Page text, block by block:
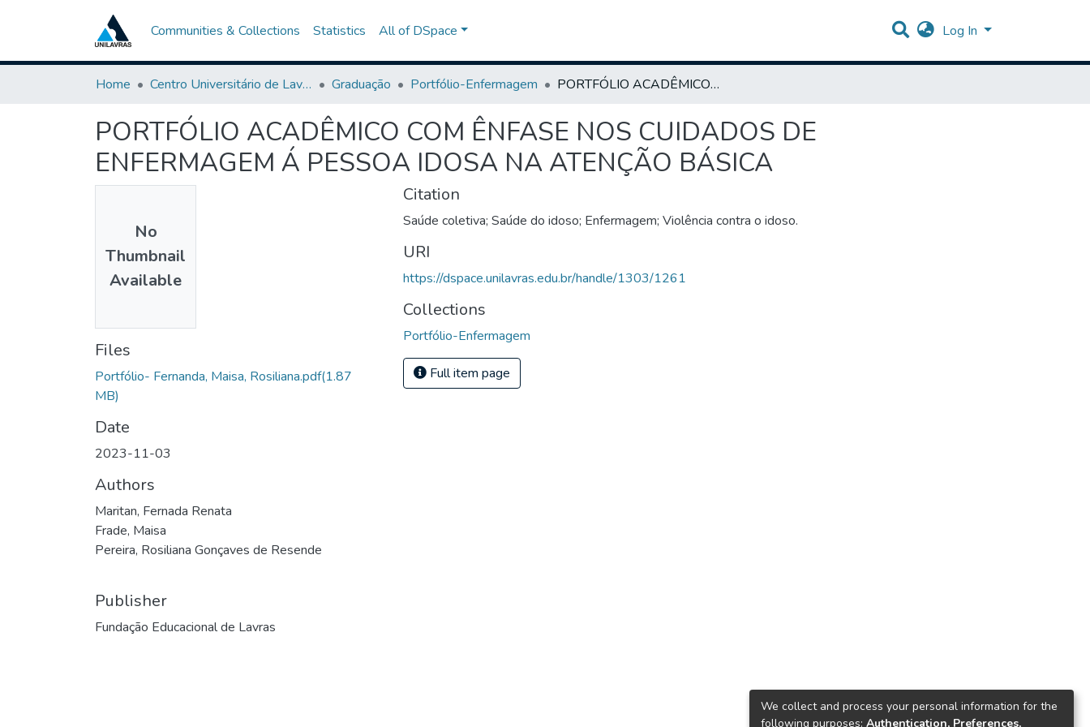
Communities & Collections Statistics All of DSpace Log In
Home Centro Universitário de Lavras-UNILAVRAS Graduação Portfólio-Enfermagem PORTFÓLIO ACADÊMICO COM ÊNFASE NOS CUIDADOS DE ENFERMAGEM Á PESSOA IDOSA NA ATENÇÃO BÁSICA
PORTFÓLIO ACADÊMICO COM ÊNFASE NOS CUIDADOS DE
ENFERMAGEM Á PESSOA IDOSA NA ATENÇÃO BÁSICA
No
Thumbnail
Available
Files
Portfólio- Fernanda, Maisa, Rosiliana.pdf(1.87
MB)
Date
2023-11-03
Authors
Maritan, Fernada Renata
Frade, Maisa
Pereira, Rosiliana Gonçaves de Resende
Publisher
Fundação Educacional de Lavras
Citation
Saúde coletiva; Saúde do idoso; Enfermagem; Violência contra o idoso.
URI
https://dspace.unilavras.edu.br/handle/1303/1261
Collections
Portfólio-Enfermagem
Full item page
We collect and process your personal information for the
following purposes: Authentication, Preferences,